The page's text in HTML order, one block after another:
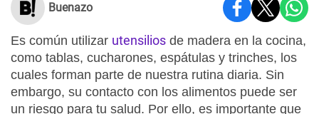
Buenazo
Es común utilizar utensilios de madera en la cocina,
como tablas, cucharones, espátulas y trinches, los
cuales forman parte de nuestra rutina diaria. Sin
embargo, su contacto con los alimentos puede ser
un riesgo para tu salud. Por ello, es importante que